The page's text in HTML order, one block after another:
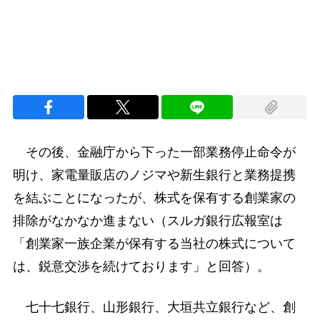
その後、金融庁から下った一部業務停止命令が
明け、家電量販店のノジマや新生銀行と業務提携
を結ぶことになったが、株式を保有する創業家の
排除がなかなか進まない（スルガ銀行広報室は
「創業家一族企業が保有する当社の株式について
は、鋭意交渉を続けております」と回答）。
七十七銀行、山形銀行、大垣共立銀行など、創